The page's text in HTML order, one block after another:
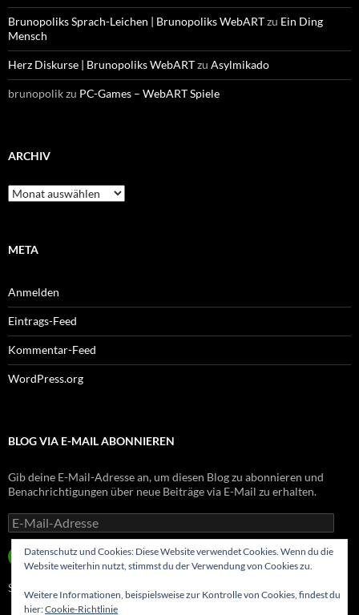
Brunopoliks Sprach-Leichen | Brunopoliks WebARTzu Ein Ding
Mensch
Herz Diskurse | Brunopoliks WebARTzu Asylmikado
brunopolikzu PC-Games – WebART Spiele
ARCHIV
Archiv
META
Anmelden
Eintrags-Feed
Kommentar-Feed
WordPress.org
BLOG VIA E-MAIL ABONNIEREN
Gib deine E-Mail-Adresse an, um diesen Blog zu abonnieren und
Benachrichtigungen über neue Beiträge via E-Mail zu erhalten.
E-
Mail-
Adresse
ABONNIEREN
Schließe dich 8 anderen Abonnenten an
Datenschutz und Cookies: Diese Website verwendet Cookies. Wenn du die
Website weiterhin nutzt, stimmst du der Verwendung von Cookies zu.
Weitere Informationen, beispielsweise zur Kontrolle von Cookies, findest du
hier:Cookie-Richtlinie